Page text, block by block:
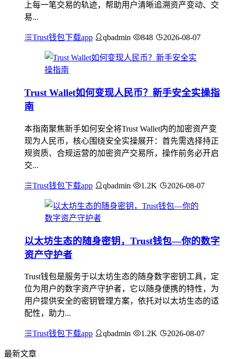
上每一笔交易的轨迹，帮助用户清晰追溯资产变动、交
易...
Trust钱包下载app qbadmin 848 2026-08-07
Trust Wallet如何变现人民币？新手安全实操指
南
本指南聚焦新手如何安全将Trust Wallet内的加密资产变
现为人民币，核心围绕安全实操展开：首先需选择持正
规资质、合规运营的加密资产交易所，操作前务必开启
交...
Trust钱包下载app qbadmin 1.2K 2026-08-07
以太坊生态的随身密钥，Trust钱包—你的数字
资产守护者
Trust钱包是服务于以太坊生态的随身数字密钥工具，定
位为用户的数字资产守护者，它以随身便携的特性，为
用户提供安全的密钥管理方案，依托对以太坊生态的适
配性，助力...
Trust钱包下载app qbadmin 1.2K 2026-08-07
最新文章